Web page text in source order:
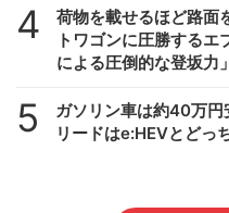
4
荷物を載せるほど路面
トワゴンに圧勝するエ
による圧倒的な登坂力」
5
ガソリン車は約40万
リードはe:HEVとどっ